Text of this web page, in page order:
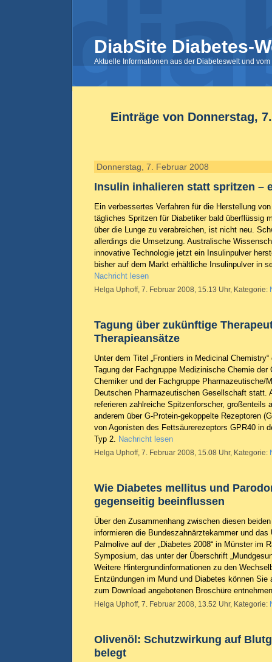
DiabSite Diabetes-
Aktuelle Informationen aus der Diabeteswelt und
Einträge von Donnerstag,
Donnerstag, 7. Februar 2008
Insulin inhalieren statt spritzen –
Ein verbessertes Verfahren für die Herstellung
tägliches Spritzen für Diabetiker bald überflüssig
über die Lunge zu verabreichen, ist nicht neu.
allerdings die Umsetzung. Australische
innovative Technologie jetzt ein Insulinpulver
bisher auf dem Markt erhältliche Insulinpulver in
Nachricht lesen
Helga Uphoff, 7. Februar 2008, 15.13 Uhr, Kategorie:
Tagung über zukünftige
Therapieansätze
Unter dem Titel „Frontiers in Medicinal
Tagung der Fachgruppe Medizinische Chemie
Chemiker und der Fachgruppe Pharmazeutische/
Deutschen Pharmazeutischen Gesellschaft statt.
referieren zahlreiche Spitzenforscher, großenteils
anderem über G-Protein-gekoppelte Rezeptoren
von Agonisten des Fettsäurerezeptors GPR40 in
Typ 2. Nachricht lesen
Helga Uphoff, 7. Februar 2008, 15.08 Uhr, Kategorie:
Wie Diabetes mellitus und
gegenseitig beeinflussen
Über den Zusammenhang zwischen diesen
informieren die Bundeszahnärztekammer und das
Palmolive auf der „Diabetes 2008“ in Münster im
Symposium, das unter der Überschrift
Weitere Hintergrundinformationen zu den
Entzündungen im Mund und Diabetes können
zum Download angebotenen Broschüre
Helga Uphoff, 7. Februar 2008, 13.52 Uhr, Kategorie:
Olivenöl: Schutzwirkung auf
belegt